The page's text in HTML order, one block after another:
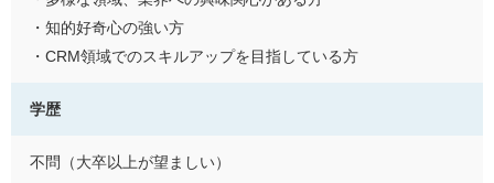
・知的好奇心の強い方
・CRM領域でのスキルアップを目指している方
学歴
不問（大卒以上が望ましい）